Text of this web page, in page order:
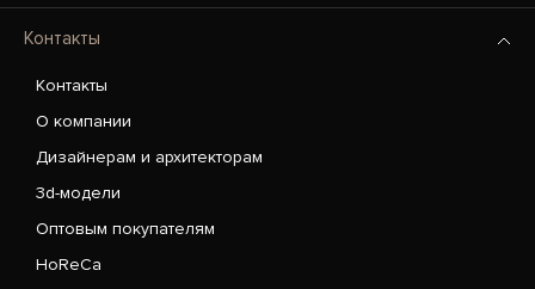
Контакты
Контакты
О компании
Дизайнерам и архитекторам
3d-модели
Оптовым покупателям
HoReCa